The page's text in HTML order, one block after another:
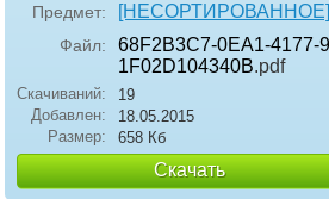
Предмет: [НЕСОРТИРОВАННОЕ]
Файл:
68F2B3C7-0EA1-4177-
1F02D104340B.pdf
Скачиваний:
19
Добавлен:
18.05.2015
Размер:
658 Кб
Скачать